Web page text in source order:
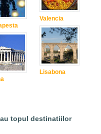
Valencia
Lisabona
topul destinatiilor